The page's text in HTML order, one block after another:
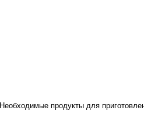
Необходимые продукты для